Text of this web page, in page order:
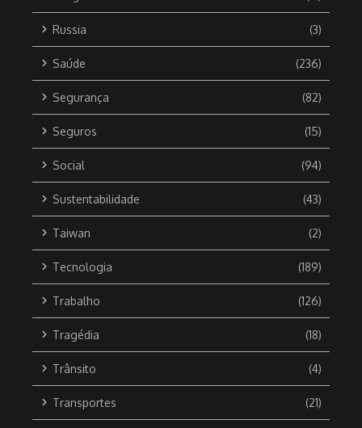
Russia (3)
Saúde (236)
Segurança (82)
Seguros (15)
Social (94)
Sustentabilidade (43)
Taiwan (2)
Tecnologia (189)
Trabalho (126)
Tragédia (18)
Trânsito (4)
Transportes (21)